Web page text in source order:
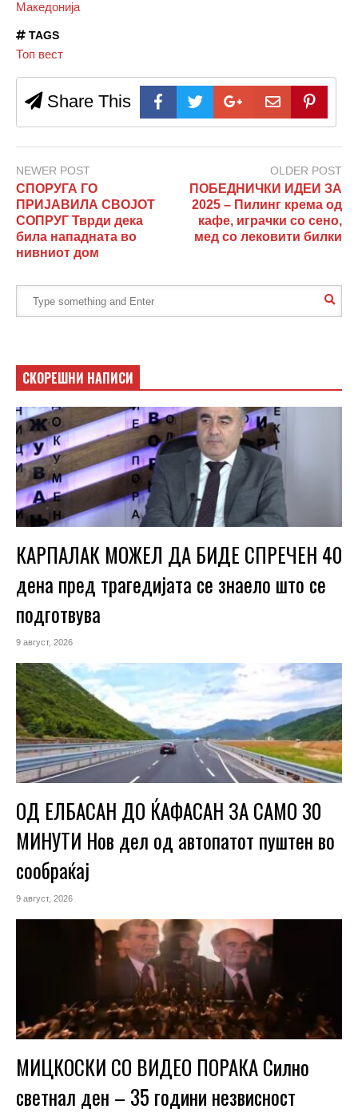
Македонија
TAGS
Топ вест
Share This
NEWER POST
СПОРУГА ГО
ПРИЈАВИЛА СВОЈОТ
СОПРУГ Тврди дека
била нападната во
нивниот дом
OLDER POST
ПОБЕДНИЧКИ ИДЕИ ЗА
2025 – Пилинг крема од
кафе, играчки со сено,
мед со лековити билки
СКОРЕШНИ НАПИСИ
КАРПАЛАК МОЖЕЛ ДА БИДЕ СПРЕЧЕН 40
дена пред трагедијата се знаело што се
подготвува
9 август, 2026
ОД ЕЛБАСАН ДО ЌАФАСАН ЗА САМО 30
МИНУТИ Нов дел од автопатот пуштен во
сообраќај
9 август, 2026
МИЦКОСКИ СО ВИДЕО ПОРАКА Силно
светнал ден – 35 години незвисност